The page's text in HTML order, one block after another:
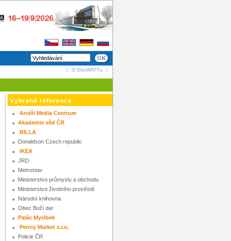
:: O EkoWATTu ::
Vybrané reference
Anděl Media Centrum
Akademie věd ČR
BILLA
Donaldson Czech republic
IKEA
JRD
Metrostav
Ministerstvo průmyslu a obchodu
Ministerstvo životního prostředí
Národní knihovna
Obec Boží dar
Palác Myslbek
Penny Market s.r.o.
Policie ČR